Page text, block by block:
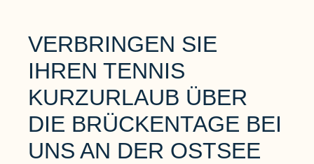
VERBRINGEN SIE
IHREN TENNIS
KURZURLAUB ÜBER
DIE BRÜCKENTAGE BEI
UNS AN DER OSTSEE